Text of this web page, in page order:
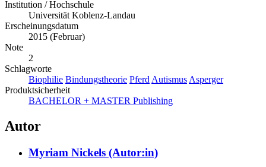
Sprache
Deutsch
Institution / Hochschule
Universität Koblenz-Landau
Erscheinungsdatum
2015 (Februar)
Note
2
Schlagworte
Biophilie Bindungstheorie PferdAutismus
BACHELOR + MASTER Publishing
Autor